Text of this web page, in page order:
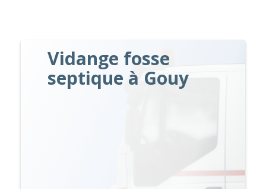
Vidange fosse
septique à Gouy